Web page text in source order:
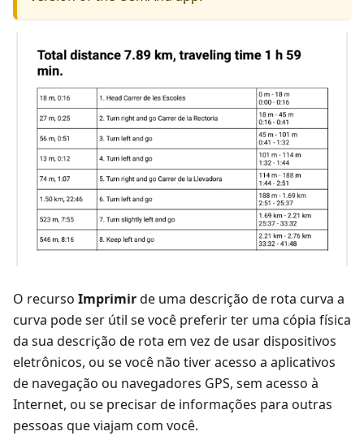
O recurso Imprimirde uma descrição de rota curva a
curva pode ser útil se você preferir ter uma cópia física
da sua descrição de rota em vez de usar dispositivos
eletrônicos, ou se você não tiver acesso a aplicativos
de navegação ou navegadores GPS, sem acesso à
Internet, ou se precisar de informações para outras
pessoas que viajam com você.